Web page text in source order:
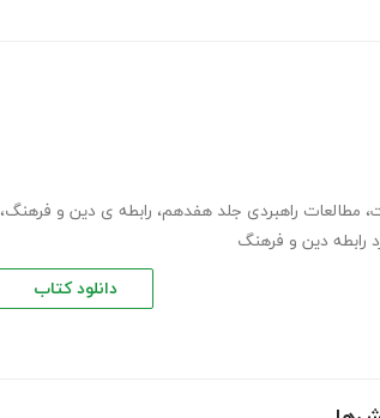
، مطالعات راهبردی جلد هفدهم، رابطه ی دین و فرهنگ،
رابطه دین و فرهنگ
دانلود کتاب